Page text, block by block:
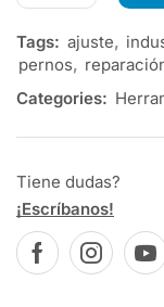
Tags: ajuste,
pernos,
Categories:
Tiene dudas?
¡Escríbanos!